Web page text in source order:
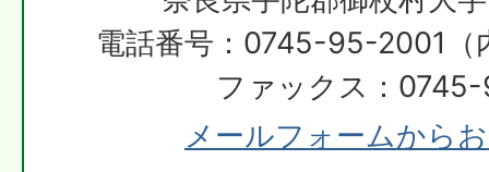
電話番号：0745-95-2001（
ファックス：
メールフォームから